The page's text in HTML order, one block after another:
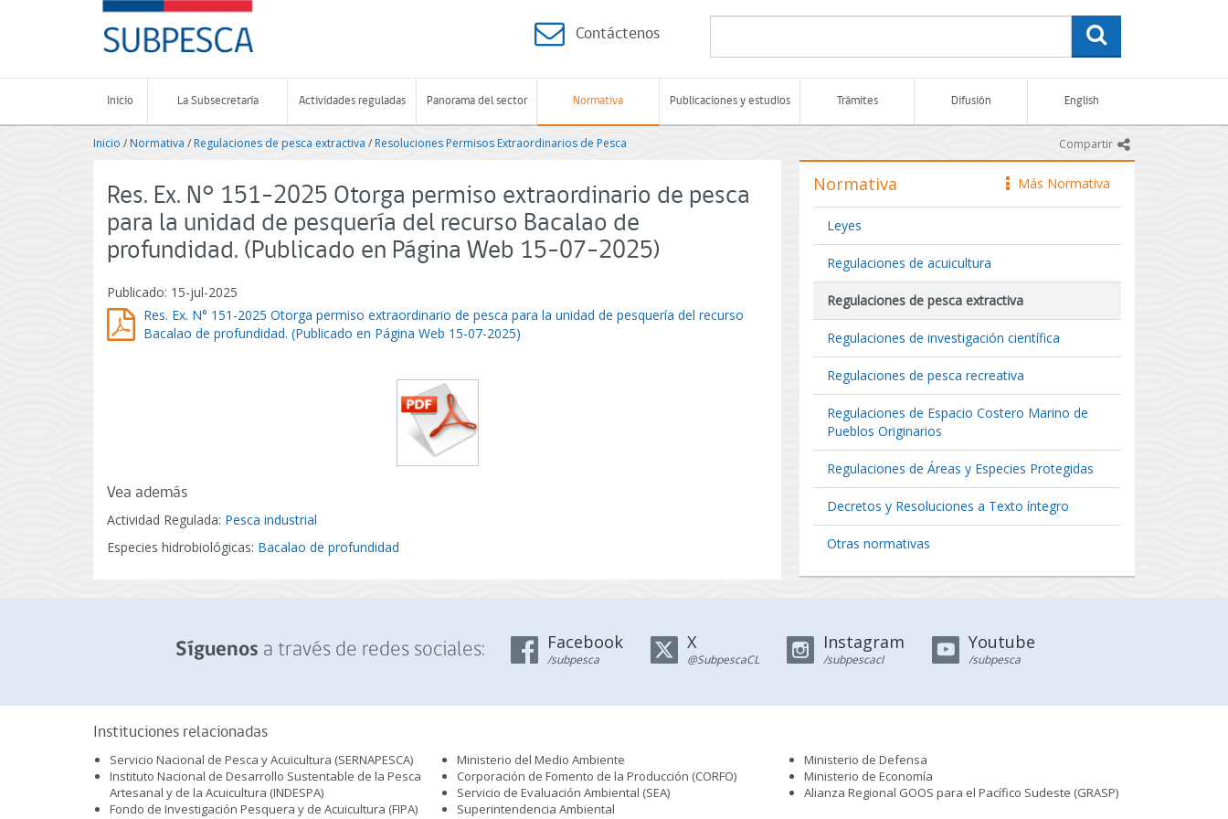
-
Subsecretaría
de
Pesca
Acuicultura
-
de
Chile
Contáctenos
Inicio La Subsecretaría Actividades reguladas Panorama del sector Normativa Publicaciones y estudios Trámites Difusión English
Compartir icono
Inicio /Normativa / Regulaciones de pesca extractiva /Resoluciones Permisos Extraordinarios de Pesca
Res. Ex. N° 151-2025 Otorga permiso extraordinario de pesca
para la unidad de pesquería del recurso Bacalao de
profundidad. (Publicado en Página Web 15-07-2025)
Publicado: 15-jul-2025
Res. Ex. N° 151-2025 Otorga permiso extraordinario de pesca para la unidad de pesquería del recurso
Bacalao de profundidad. (Publicado en Página Web 15-07-2025)
Vea además
Actividad Regulada: Pesca industrial
Especies hidrobiológicas: Bacalao de profundidad
icono
Más Normativa
Normativa
Leyes
Regulaciones de acuicultura
Regulaciones de pesca extractiva
Regulaciones de investigación científica
Regulaciones de pesca recreativa
Regulaciones de Espacio Costero Marino de
Pueblos Originarios
Regulaciones de Áreas y Especies Protegidas
Decretos y Resoluciones a Texto íntegro
Otras normativas
Síguenos a través de redes sociales: Facebook
/subpesca
X
@SubpescaCL
Instagram
/subpescacl
Youtube
/subpesca
Instituciones relacionadas
Servicio Nacional de Pesca y Acuicultura (SERNAPESCA)
Instituto Nacional de Desarrollo Sustentable de la Pesca
Artesanal y de la Acuicultura (INDESPA)
Fondo de Investigación Pesquera y de Acuicultura (FIPA)
Ministerio del Medio Ambiente
Corporación de Fomento de la Producción (CORFO)
Servicio de Evaluación Ambiental (SEA)
Superintendencia Ambiental
Ministerio de Defensa
Ministerio de Economía
Alianza Regional GOOS para el Pacífico Sudeste (GRASP)